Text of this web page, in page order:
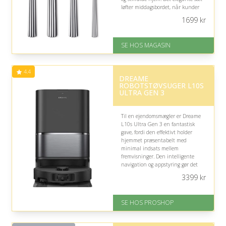
løfter middagsbordet, når kunder
På lager
Levering: 1-3 dage
af 5
1699kr
SE HOS MAGASIN
4.4
DREAME
ROBOTSTØVSUGER L10S
ULTRA GEN 3
Til en ejendomsmægler er Dreame
L10s Ultra Gen 3 en fantastisk
gave, fordi den effektivt holder
hjemmet præsentabelt med
minimal indsats mellem
fremvisninger. Den intelligente
navigation og appstyring gør det
mens den kraftige sugeevne
gulve.
Fremragende Trustpilot rating
på 4.4 ud af 5
3399kr
SE HOS PROSHOP